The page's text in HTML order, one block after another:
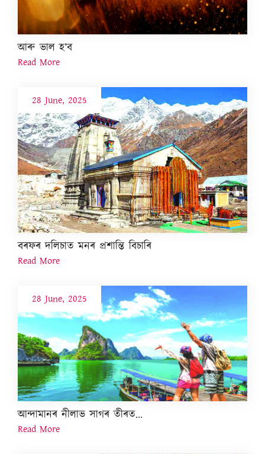
আৰু ভাল হ’ব
Read More
28 June, 2025
বৰফৰ দলিচাত মনৰ প্ৰশান্তি বিচাৰি
Read More
28 June, 2025
আন্দামানৰ নীলাভ সাগৰ তীৰত...
Read More